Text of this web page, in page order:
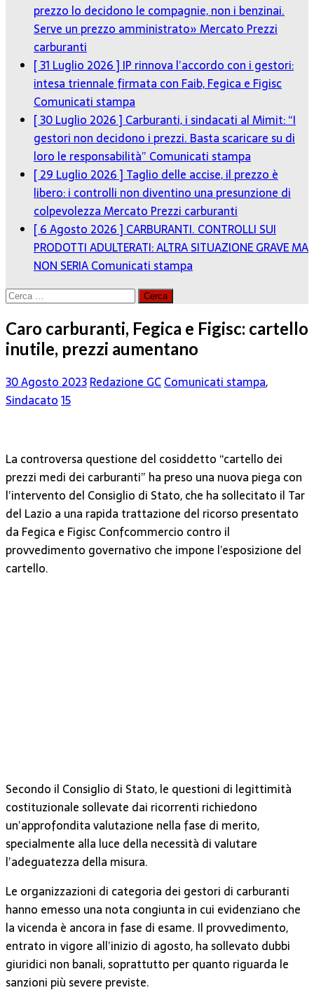
prezzo lo decidono le compagnie, non i benzinai.
Serve un prezzo amministrato» Mercato Prezzi
carburanti
[ 31 Luglio 2026 ] IP rinnova l’accordo con i gestori:
intesa triennale firmata con Faib, Fegica e Figisc
Comunicati stampa
[ 30 Luglio 2026 ] Carburanti, i sindacati al Mimit: “I
gestori non decidono i prezzi. Basta scaricare su di
loro le responsabilità” Comunicati stampa
[ 29 Luglio 2026 ] Taglio delle accise, il prezzo è
libero: i controlli non diventino una presunzione di
colpevolezza Mercato Prezzi carburanti
[ 6 Agosto 2026 ] CARBURANTI. CONTROLLI SUI
PRODOTTI ADULTERATI: ALTRA SITUAZIONE GRAVE MA
NON SERIAComunicati stampa
Ricerca
Caro carburanti, Fegica e Figisc: cartello
inutile, prezzi aumentano
30 Agosto 2023Redazione GCComunicati stampa
Sindacato15
La controversa questione del cosiddetto “cartello dei
prezzi medi dei carburanti” ha preso una nuova piega con
l’intervento del Consiglio di Stato, che ha sollecitato il Tar
del Lazio a una rapida trattazione del ricorso presentato
da Fegica e Figisc Confcommercio contro il
provvedimento governativo che impone l’esposizione del
cartello.
Secondo il Consiglio di Stato, le questioni di legittimità
costituzionale sollevate dai ricorrenti richiedono
un’approfondita valutazione nella fase di merito,
specialmente alla luce della necessità di valutare
l’adeguatezza della misura.
Le organizzazioni di categoria dei gestori di carburanti
hanno emesso una nota congiunta in cui evidenziano che
la vicenda è ancora in fase di esame. Il provvedimento,
entrato in vigore all’inizio di agosto, ha sollevato dubbi
giuridici non banali, soprattutto per quanto riguarda le
sanzioni più severe previste.